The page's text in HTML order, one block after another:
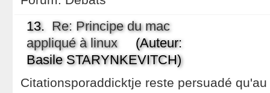
13. Re: Principe du mac
appliqué à linux(Auteur:
Basile STARYNKEVITCH)
Citationsporaddicktje reste persuadé